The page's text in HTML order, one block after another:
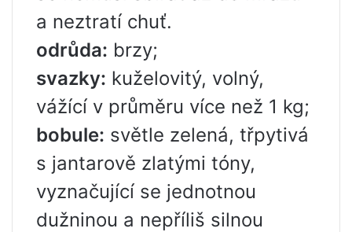
a neztratí chuť.
odrůda: brzy;
svazky: kuželovitý, volný,
vážící v průměru více než 1 kg;
bobule: světle zelená, třpytivá
s jantarově zlatými tóny,
vyznačující se jednotnou
dužninou a nepříliš silnou